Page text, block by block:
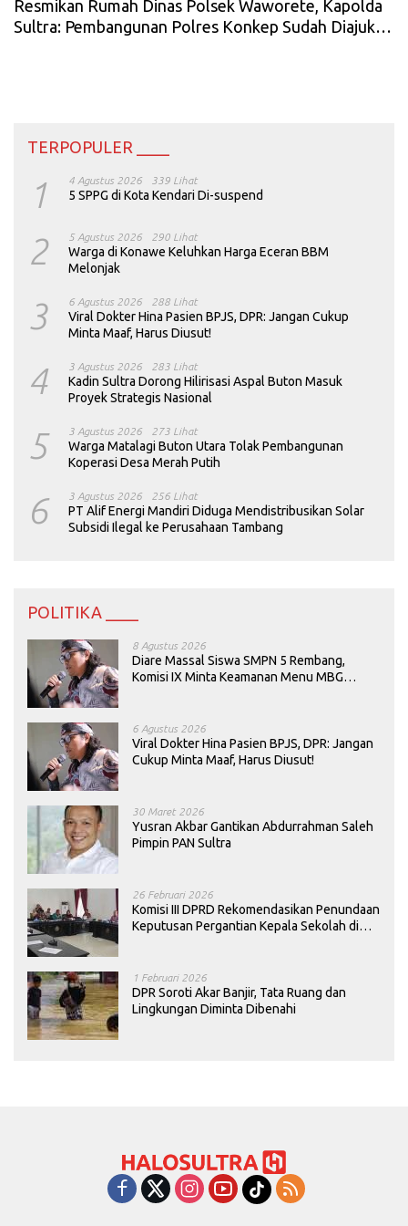
Resmikan Rumah Dinas Polsek Waworete, Kapolda
Sultra: Pembangunan Polres Konkep Sudah Diajukan
TERPOPULER ____
1 4 Agustus 2026 339 Lihat
5 SPPG di Kota Kendari Di-suspend
2 5 Agustus 2026 290 Lihat
Warga di Konawe Keluhkan Harga Eceran BBM
Melonjak
3 6 Agustus 2026 288 Lihat
Viral Dokter Hina Pasien BPJS, DPR: Jangan Cukup
Minta Maaf, Harus Diusut!
4 3 Agustus 2026 283 Lihat
Kadin Sultra Dorong Hilirisasi Aspal Buton Masuk
Proyek Strategis Nasional
5 3 Agustus 2026 273 Lihat
Warga Matalagi Buton Utara Tolak Pembangunan
Koperasi Desa Merah Putih
6 3 Agustus 2026 256 Lihat
PT Alif Energi Mandiri Diduga Mendistribusikan Solar
Subsidi Ilegal ke Perusahaan Tambang
POLITIKA ____
8 Agustus 2026
Diare Massal Siswa SMPN 5 Rembang,
Komisi IX Minta Keamanan Menu MBG
6 Agustus 2026
Viral Dokter Hina Pasien BPJS, DPR: Jangan
Cukup Minta Maaf, Harus Diusut!
30 Maret 2026
Yusran Akbar Gantikan Abdurrahman Saleh
Pimpin PAN Sultra
26 Februari 2026
Komisi III DPRD Rekomendasikan Penundaan
Keputusan Pergantian Kepala Sekolah di
1 Februari 2026
DPR Soroti Akar Banjir, Tata Ruang dan
Lingkungan Diminta Dibenahi